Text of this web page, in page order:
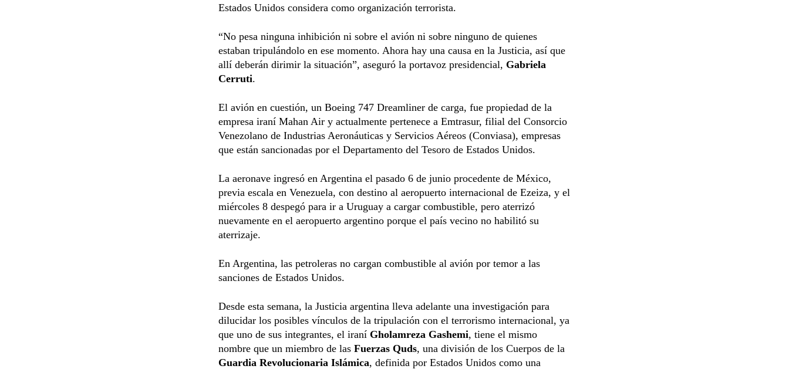
Estados Unidos considera como organización terrorista.
“No pesa ninguna inhibición ni sobre el avión ni sobre ninguno de quienes
estaban tripulándolo en ese momento. Ahora hay una causa en la Justicia, así que
allí deberán dirimir la situación”, aseguró la portavoz presidencial, Gabriela
Cerruti.
El avión en cuestión, un Boeing 747 Dreamliner de carga, fue propiedad de la
empresa iraní Mahan Air y actualmente pertenece a Emtrasur, filial del Consorcio
Venezolano de Industrias Aeronáuticas y Servicios Aéreos (Conviasa), empresas
que están sancionadas por el Departamento del Tesoro de Estados Unidos.
La aeronave ingresó en Argentina el pasado 6 de junio procedente de México,
previa escala en Venezuela, con destino al aeropuerto internacional de Ezeiza, y el
miércoles 8 despegó para ir a Uruguay a cargar combustible, pero aterrizó
nuevamente en el aeropuerto argentino porque el país vecino no habilitó su
aterrizaje.
En Argentina, las petroleras no cargan combustible al avión por temor a las
sanciones de Estados Unidos.
Desde esta semana, la Justicia argentina lleva adelante una investigación para
dilucidar los posibles vínculos de la tripulación con el terrorismo internacional, ya
que uno de sus integrantes, el iraní Gholamreza Gashemi, tiene el mismo
nombre que un miembro de las Fuerzas Quds, una división de los Cuerpos de la
Guardia Revolucionaria Islámica, definida por Estados Unidos como una